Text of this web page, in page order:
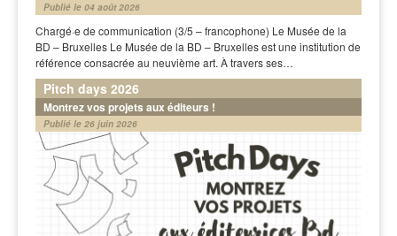
Publié le 04 août 2026
Chargé·e de communication (3/5 – francophone) Le Musée de la
BD – Bruxelles Le Musée de la BD – Bruxelles est une institution de
référence consacrée au neuvième art. À travers ses…
Pitch days 2026
Montrez vos projets aux éditeurs !
Publié le 26 juin 2026